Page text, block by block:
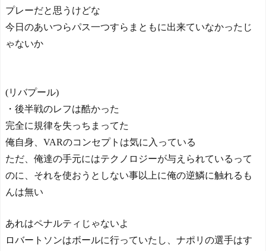
プレーだと思うけどな
今日のあいつらパス一つすらまともに出来ていなかったじ
ゃないか
(リバプール)
・後半戦のレフは酷かった
完全に規律を失っちまってた
俺自身、VARのコンセプトは気に入っている
ただ、俺達の手元にはテクノロジーが与えられているって
のに、それを使おうとしない事以上に俺の逆鱗に触れるも
んは無い
あれはペナルティじゃないよ
ロバートソンはボールに行っていたし、ナポリの選手はす